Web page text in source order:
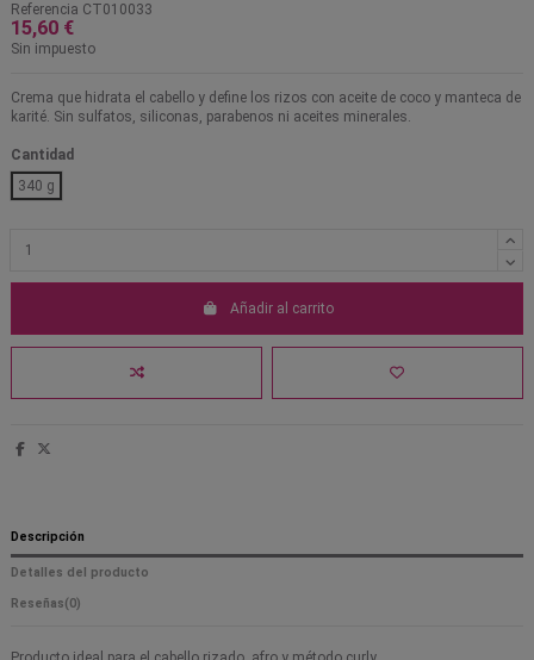
Referencia CT010033
15,60 €
Sin impuesto
Crema que hidrata el cabello y define los rizos con aceite de coco y manteca de
karité. Sin sulfatos, siliconas, parabenos ni aceites minerales.
Cantidad
340 g
Añadir al carrito
Descripción
Detalles del producto
Reseñas(0)